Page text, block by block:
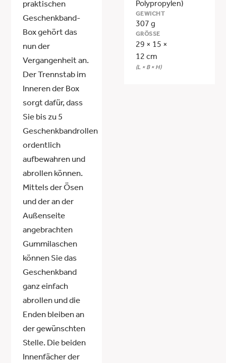
praktischen
Geschenkband-
Box gehört das
nun der
Vergangenheit an.
Der Trennstab im
Inneren der Box
sorgt dafür, dass
Sie bis zu 5
Geschenkbandrollen
ordentlich
aufbewahren und
abrollen können.
Mittels der Ösen
und der an der
Außenseite
angebrachten
Gummilaschen
können Sie das
Geschenkband
ganz einfach
abrollen und die
Enden bleiben an
der gewünschten
Stelle. Die beiden
Innenfächer der
Polypropylen)
GEWICHT
307 g
GRÖSSE
29 × 15 ×
12 cm
(L × B × H)